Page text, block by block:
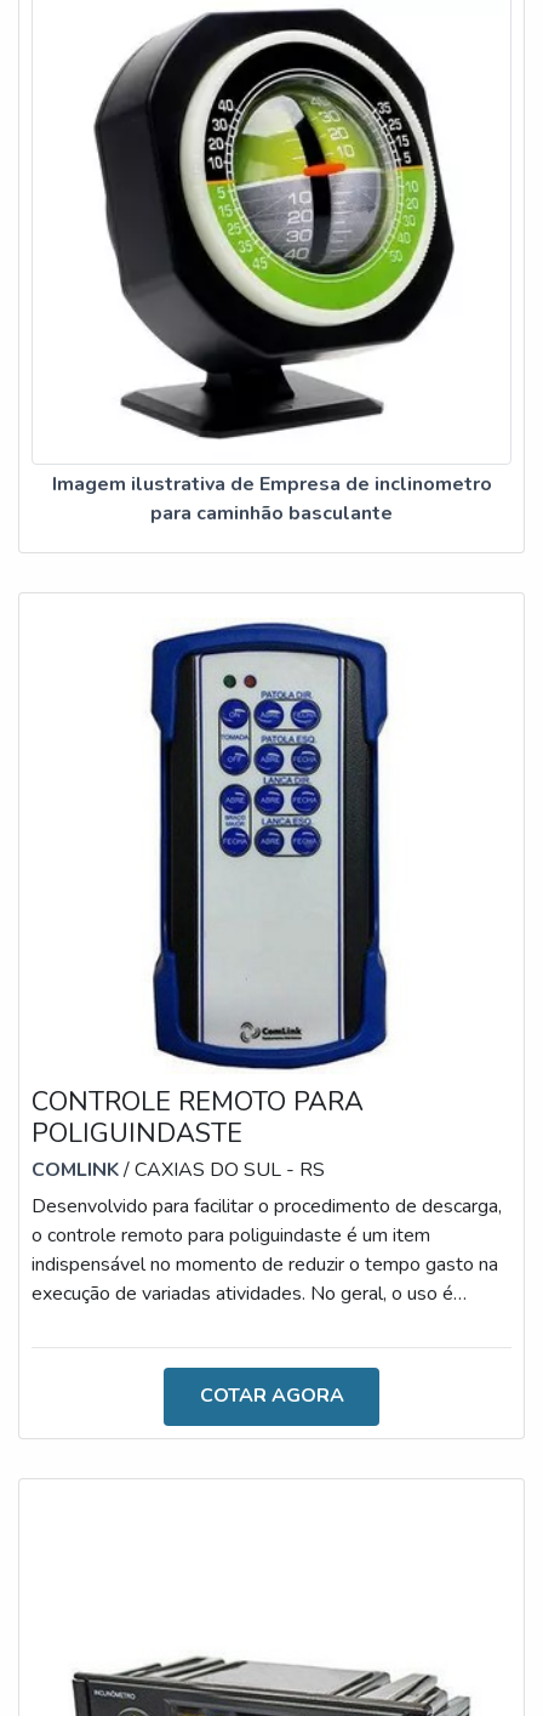
Imagem ilustrativa de Empresa de inclinometro
para caminhão basculante
CONTROLE REMOTO PARA
POLIGUINDASTE
COMLINK/ CAXIAS DO SUL - RS
Desenvolvido para facilitar o procedimento de descarga,
o controle remoto para poliguindaste é um item
indispensável no momento de reduzir o tempo gasto na
execução de variadas atividades. No geral, o uso é
orientação de profissionais.DETALHES SOBRE UMA
controle remoto próprio para poliguindaste, é importante
atentar-se ao modelo ideal para as necessidades. Isso
COTAR AGORA